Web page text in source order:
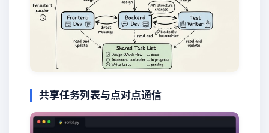
共享任务列表与点对点通信